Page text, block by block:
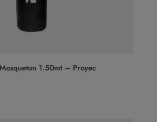
1.50mt – Proyec